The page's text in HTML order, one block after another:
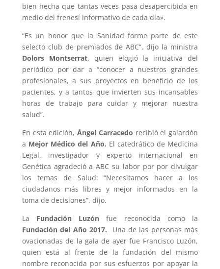
bien hecha que tantas veces pasa desapercibida en
medio del frenesí informativo de cada día».
“Es un honor que la Sanidad forme parte de este
selecto club de premiados de ABC”, dijo la ministra
Dolors Montserrat, quien elogió la iniciativa del
periódico por dar a “conocer a nuestros grandes
profesionales, a sus proyectos en beneficio de los
pacientes, y a tantos que invierten sus incansables
horas de trabajo para cuidar y mejorar nuestra
salud”.
En esta edición,Ángel Carracedo recibió el galardón
a Mejor Médico del Año. El catedrático de Medicina
Legal, investigador y experto internacional en
Genética agradeció a ABC su labor por por divulgar
los temas de Salud: “Necesitamos hacer a los
ciudadanos más libres y mejor informados en la
toma de decisiones”, dijo.
La Fundación Luzón fue reconocida como la
Fundación del Año 2017. Una de las personas más
ovacionadas de la gala de ayer fue Francisco Luzón,
quien está al frente de la fundación del mismo
nombre reconocida por sus esfuerzos por apoyar la